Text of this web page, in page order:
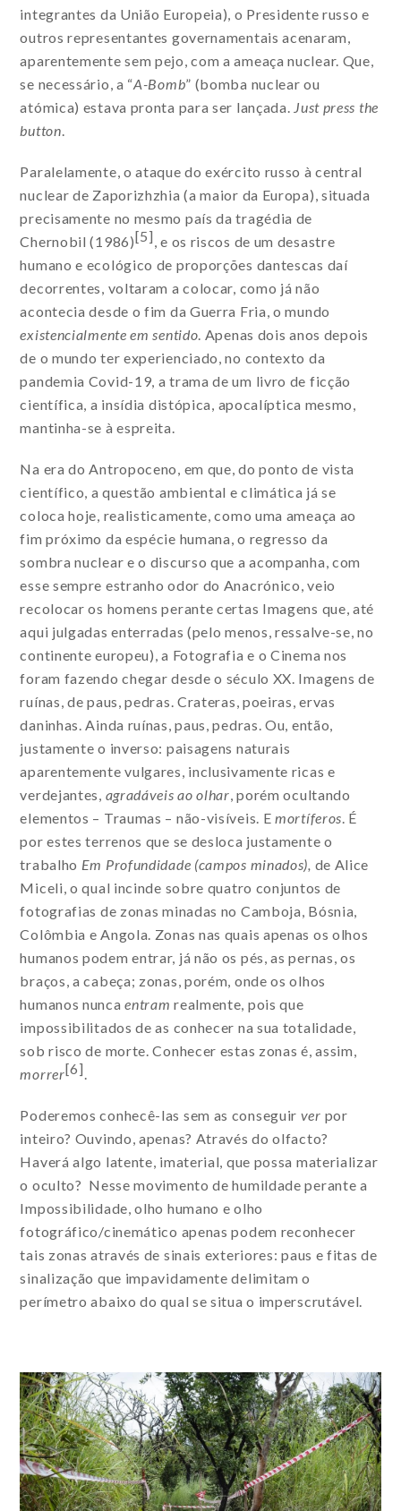
integrantes da União Europeia), o Presidente russo e
outros representantes governamentais acenaram,
aparentemente sem pejo, com a ameaça nuclear. Que,
se necessário, a “A-Bomb” (bomba nuclear ou
atómica) estava pronta para ser lançada. Just press the
button.
Paralelamente, o ataque do exército russo à central
nuclear de Zaporizhzhia (a maior da Europa), situada
precisamente no mesmo país da tragédia de
Chernobil (1986)[5], e os riscos de um desastre
humano e ecológico de proporções dantescas daí
decorrentes, voltaram a colocar, como já não
acontecia desde o fim da Guerra Fria, o mundo
existencialmente em sentido. Apenas dois anos depois
de o mundo ter experienciado, no contexto da
pandemia Covid-19, a trama de um livro de ficção
científica, a insídia distópica, apocalíptica mesmo,
mantinha-se à espreita.
Na era do Antropoceno, em que, do ponto de vista
científico, a questão ambiental e climática já se
coloca hoje, realisticamente, como uma ameaça ao
fim próximo da espécie humana, o regresso da
sombra nuclear e o discurso que a acompanha, com
esse sempre estranho odor do Anacrónico, veio
recolocar os homens perante certas Imagens que, até
aqui julgadas enterradas (pelo menos, ressalve-se, no
continente europeu), a Fotografia e o Cinema nos
foram fazendo chegar desde o século XX. Imagens de
ruínas, de paus, pedras. Crateras, poeiras, ervas
daninhas. Ainda ruínas, paus, pedras. Ou, então,
justamente o inverso: paisagens naturais
aparentemente vulgares, inclusivamente ricas e
verdejantes, agradáveis ao olhar, porém ocultando
elementos – Traumas – não-visíveis. Emortíferos. É
por estes terrenos que se desloca justamente o
trabalho Em Profundidade (campos minados), de Alice
Miceli, o qual incinde sobre quatro conjuntos de
fotografias de zonas minadas no Camboja, Bósnia,
Colômbia e Angola. Zonas nas quais apenas os olhos
humanos podem entrar, já não os pés, as pernas, os
braços, a cabeça; zonas, porém, onde os olhos
humanos nuncaentram realmente, pois que
impossibilitados de as conhecer na sua totalidade,
sob risco de morte. Conhecer estas zonas é, assim,
morrer[6].
Poderemos conhecê-las sem as conseguir ver por
inteiro? Ouvindo, apenas? Através do olfacto?
Haverá algo latente, imaterial, que possa materializar
o oculto? Nesse movimento de humildade perante a
Impossibilidade, olho humano e olho
fotográfico/cinemático apenas podem reconhecer
tais zonas através de sinais exteriores: paus e fitas de
sinalização que impavidamente delimitam o
perímetro abaixo do qual se situa o imperscrutável.